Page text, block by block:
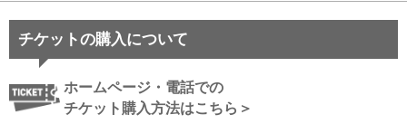
チケットの購入について
ホームページ・電話での
チケット購入方法はこちら＞